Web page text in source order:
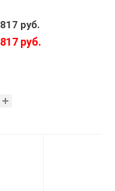
руб.
руб.